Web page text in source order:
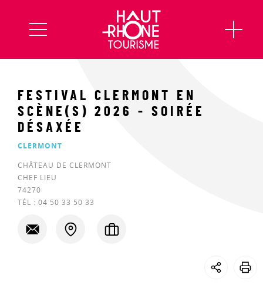
FESTIVAL CLERMONT EN
SCÈNE(S) 2026 - SOIRÉE
DÉSAXÉE
CLERMONT
CHÂTEAU DE CLERMONT
CHEF LIEU
74270
TÉL : 04 50 33 50 33